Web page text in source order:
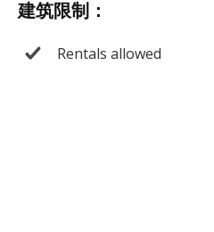
建筑限制：
Rentals allowed